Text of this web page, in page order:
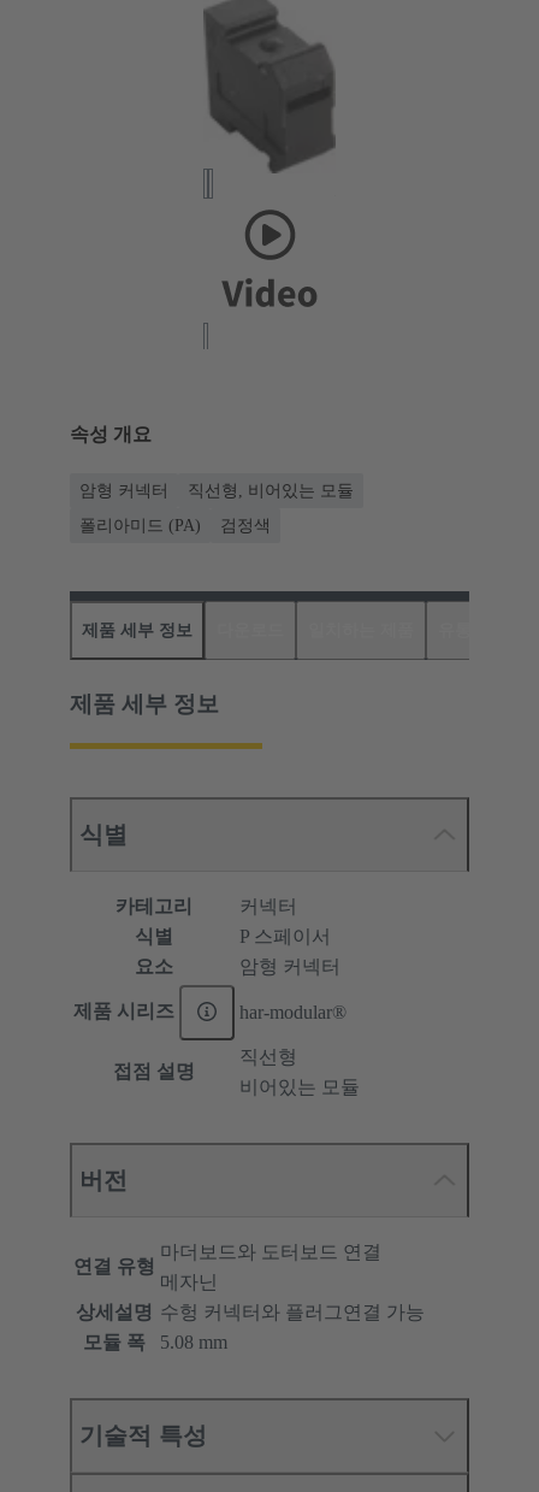
속성 개요
암형 커넥터
직선형, 비어있는 모듈
폴리아미드 (PA)
검정색
제품 세부 정보
제품 세부 정보
식별
카테고리
커넥터
식별
P 스페이서
요소
암형 커넥터
제품 시리즈 har-modular®
접점 설명
직선형
비어있는 모듈
버전
연결 유형
마더보드와 도터보드 연결
메자닌
상세설명 수헝 커넥터와 플러그연결 가능
모듈 폭
5.08 mm
기술적 특성